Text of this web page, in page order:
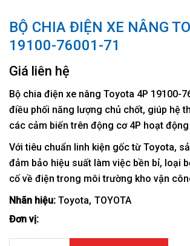
BỘ CHIA ĐIỆN XE NÂNG
19100-76001-71
Giá liên hệ
Bộ chia điện xe nâng Toyota 4P 19100-
điều phối năng lượng chủ chốt, giúp hệ
các cảm biến trên động cơ 4P hoạt
Với tiêu chuẩn linh kiện gốc từ Toyota,
đảm bảo hiệu suất làm việc bền bỉ, loại
cố về điện trong môi trường kho vận
Nhãn hiệu: Toyota TOYOTA
Đơn vị: